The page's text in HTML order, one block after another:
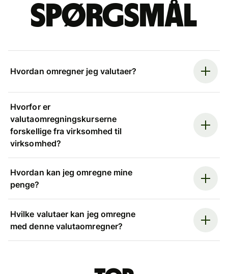
spørgsmål
Hvordan omregner jeg valutaer?
Hvorfor er
valutaomregningskurserne
forskellige fra virksomhed til
virksomhed?
Hvordan kan jeg omregne mine
penge?
Hvilke valutaer kan jeg omregne
med denne valutaomregner?